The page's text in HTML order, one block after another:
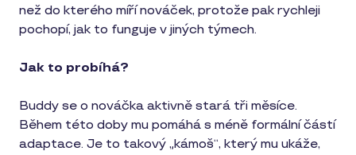
než do kterého míří nováček, protože pak rychleji
pochopí, jak to funguje v jiných týmech.
Jak to probíhá?
Buddy se o nováčka aktivně stará tři měsíce.
Během této doby mu pomáhá s méně formální částí
adaptace. Je to takový „kámoš“, který mu ukáže,